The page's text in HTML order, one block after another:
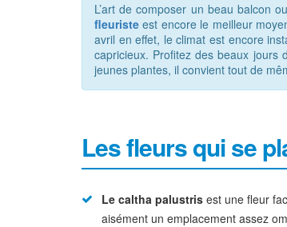
L’art de composer un beau balcon
fleuriste est encore le meilleur
avril en effet, le climat est encore
capricieux. Profitez des beaux jours
jeunes plantes, il convient tout de
Les fleurs qui se
Le caltha palustris est une fleur
aisément un emplacement assez